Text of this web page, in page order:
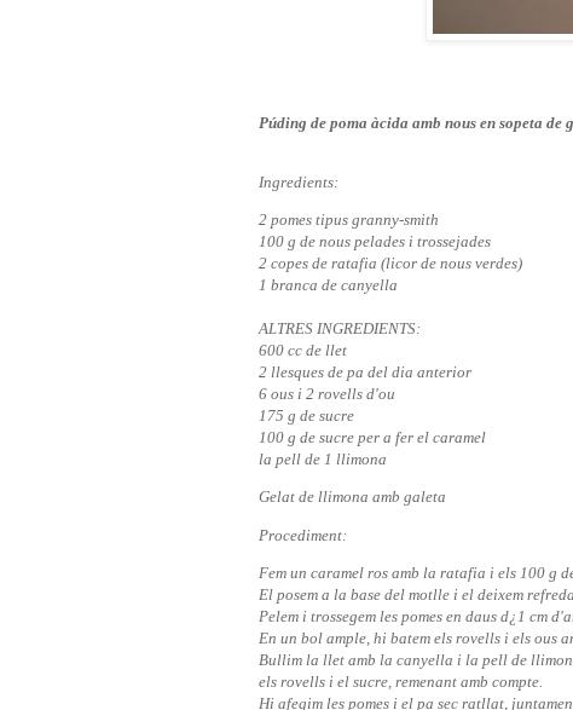
Púding de poma àcida amb nous en sopeta de
Ingredients:
2 pomes tipus granny-smith
100 g de nous pelades i trossejades
2 copes de ratafia (licor de nous verdes)
1 branca de canyella
ALTRES INGREDIENTS:
600 cc de llet
2 llesques de pa del dia anterior
6 ous i 2 rovells d'ou
175 g de sucre
100 g de sucre per a fer el caramel
la pell de 1 llimona
Gelat de llimona amb galeta
Procediment:
Fem un caramel ros amb la ratafia i els 100 g
El posem a la base del motlle i el deixem
Pelem i trossegem les pomes en daus d¿1 cm
En un bol ample, hi batem els rovells i els ous
Bullim la llet amb la canyella i la pell de
els rovells i el sucre, remenant amb compte.
Hi afegim les pomes i el pa sec ratllat,